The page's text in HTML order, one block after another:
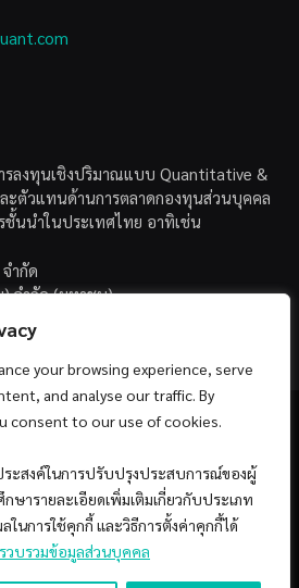
your browsing experience, serve
and analyse our traffic. By
consent to our use of cookies.
ะสงค์ในการปรับปรุงประสบการณ์ของผู้
ษารายละเอียดเพิ่มเติมเกี่ยวกับประเภท
ในการใช้คุกกี้ และวิธีการตั้งค่าคุกกี้ได้
วบรวมข้อมูลส่วนบุคคล
ลงทุนเชิงปริมาณแบบ Quantitative &
ะตัวแทนด้านการตลาดกองทุนส่วนบุคคล
นนำในประเทศไทย อาทิเช่น
ำกัด
จำกัด (มหาชน)
FacebookYouTube
by SiamQuant.